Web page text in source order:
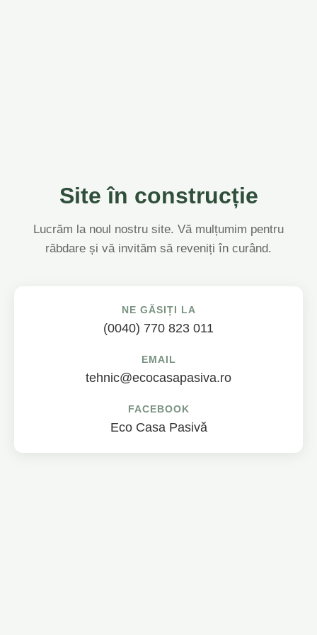
Site în construcție
Lucrăm la noul nostru site. Vă mulțumim pentru
răbdare și vă invităm să reveniți în curând.
NE GĂSIȚI LA
(0040) 770 823 011
EMAIL
tehnic@ecocasapasiva.ro
FACEBOOK
Eco Casa Pasivă